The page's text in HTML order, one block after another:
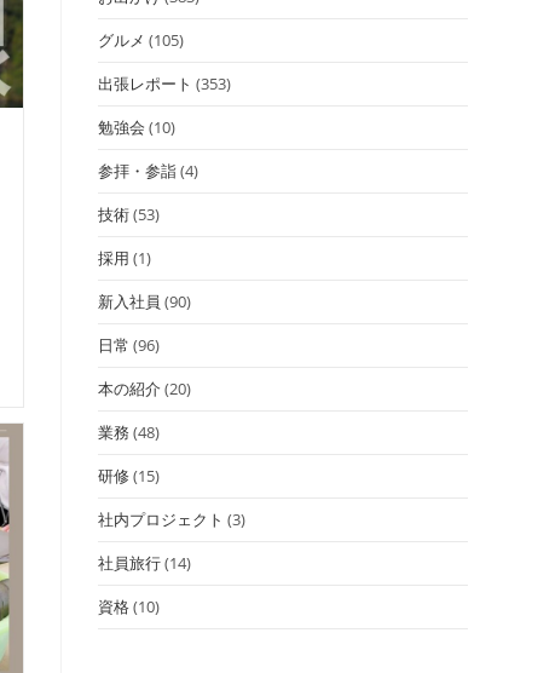
グルメ (105)
出張レポート (353)
勉強会 (10)
参拝・参詣(4)
技術(53)
採用 (1)
新入社員 (90)
日常 (96)
本の紹介(20)
業務(48)
研修(15)
社内プロジェクト (3)
社員旅行(14)
資格(10)